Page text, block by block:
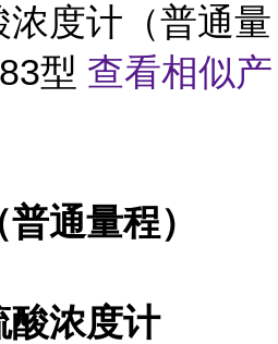
浓度计（普通量
型 查看相似产
通量程）
酸浓度计